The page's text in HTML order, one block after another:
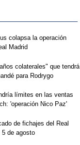
colapsa la operación
Madrid
colaterales" que tendrá
para Rodrygo
límites en las ventas
'operación Nico Paz'
de fichajes del Real
5 de agosto